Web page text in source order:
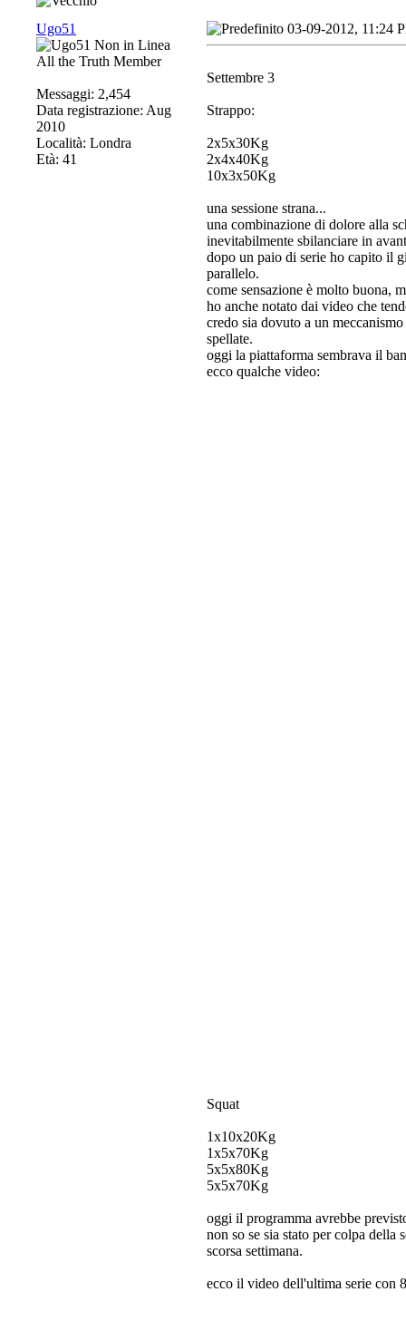
Ugo51
All the Truth Member
Messaggi: 2,454
Data registrazione: Aug
2010
Località: Londra
Età: 41
03-09-2012, 11:24
Settembre 3
Strappo:
2x5x30Kg
2x4x40Kg
10x3x50Kg
una sessione strana...
una combinazione di dolore alla
inevitabilmente sbilanciare in
dopo un paio di serie ho capito il
parallelo.
come sensazione è molto buona,
ho anche notato dai video che
credo sia dovuto a un
spellate.
oggi la piattaforma sembrava il
ecco qualche video:
Squat
1x10x20Kg
1x5x70Kg
5x5x80Kg
5x5x70Kg
oggi il programma avrebbe
non so se sia stato per colpa della
scorsa settimana.
ecco il video dell'ultima serie con